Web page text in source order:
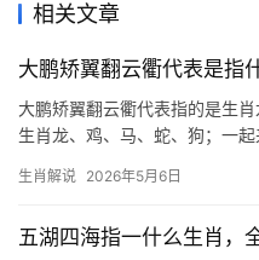
相关文章
大鹏矫翼翻云衢代表是指
大鹏矫翼翻云衢代表指的是生
生肖龙、鸡、马、蛇、狗；一
生肖龙的命格写照，龙为十二
生肖解说 2026年5月6日
五湖四海指一什么生肖，